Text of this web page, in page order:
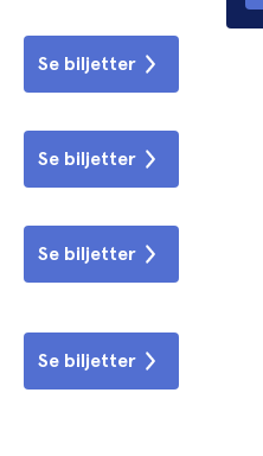
Se biljetter
Se biljetter
Se biljetter
Se biljetter